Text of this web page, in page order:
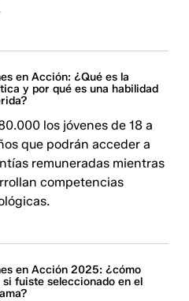
en Acción: ¿Qué es la
y por qué es una habilidad
los jóvenes de 18 a
que podrán acceder a
remuneradas mientras
competencias
en Acción 2025: ¿cómo
si fuiste seleccionado en el